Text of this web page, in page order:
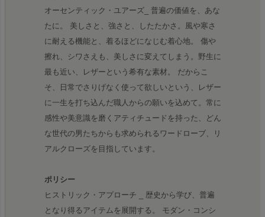
オーセンティック・ユアーズ_ 普遍の価値を、あな
たに。 美しさと、強さと、したたかさ。風や寒さ
に耐える機能と、着るほどになじむ着心地。 傷や
擦れ、シワさえも、美しさに変えてしまう。野生に
最も近い、レザーという希有な素材。 だからこ
そ、日常でさりげなく使って欲しいという、レザー
に一生を打ち込んだ職人からの願いを込めて。常に
感性や美意識を磨くアティチュードを持った、どん
な世代の男たちからも求められるワードローブ、リ
アルクローズを目指しています。
ポリシー
ヒストリック・アプローチ _ 歴史から学び、普遍
となり得るアイテムを展開する。 モダン・コンシ